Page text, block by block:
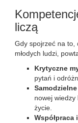
liczą
Gdy spojrzeć na to,
młodych ludzi,
Krytyczne
pytań i
nowej wiedzy
życie.
Współpraca